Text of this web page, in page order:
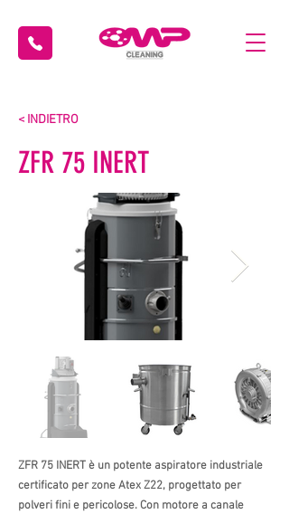
< INDIETRO
ZFR 75 INERT
ZFR 75 INERT è un potente aspiratore industriale
certificato per zone Atex Z22, progettato per
polveri fini e pericolose. Con motore a canale